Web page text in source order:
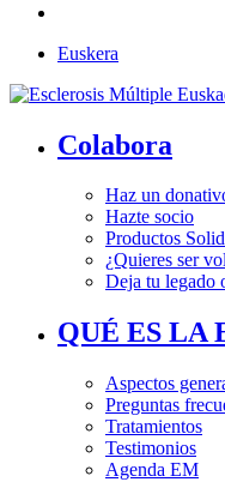
Euskera
Colabora
Haz un
Hazte socio
Productos
¿Quieres ser
Deja tu legado
QUÉ ES LA
Aspectos
Preguntas
Tratamientos
Testimonios
Agenda EM